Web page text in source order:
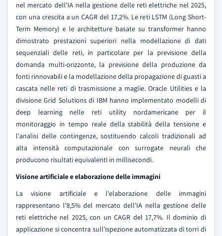
nel mercato dell'IA nella gestione delle reti elettriche nel 2025,
con una crescita a un CAGR del 17,2%. Le reti LSTM (Long Short-
Term Memory) e le architetture basate su transformer hanno
dimostrato prestazioni superiori nella modellazione di dati
sequenziali delle reti, in particolare per la previsione della
domanda multi-orizzonte, la previsione della produzione da
fonti rinnovabili e la modellazione della propagazione di guasti a
cascata nelle reti di trasmissione a maglie. Oracle Utilities e la
divisione Grid Solutions di IBM hanno implementato modelli di
deep learning nelle reti utility nordamericane per il
monitoraggio in tempo reale della stabilità della tensione e
l'analisi delle contingenze, sostituendo calcoli tradizionali ad
alta intensità computazionale con surrogate neurali che
producono risultati equivalenti in millisecondi.
Visione artificiale e elaborazione delle immagini
La visione artificiale e l'elaborazione delle immagini
rappresentano l'8,5% del mercato dell'IA nella gestione delle
reti elettriche nel 2025, con un CAGR del 17,7%. Il dominio di
applicazione si concentra sull'ispezione automatizzata di torri di